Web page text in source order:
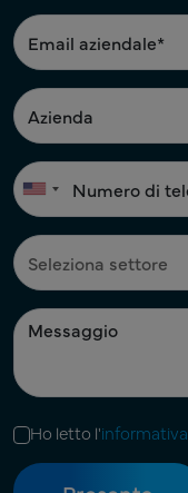
Ho letto l'